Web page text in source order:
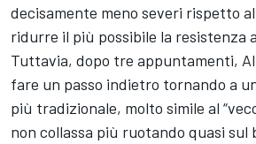
decisamente meno severi rispetto
ridurre il più possibile la resistenza
Tuttavia, dopo tre appuntamenti,
fare un passo indietro tornando a
più tradizionale, molto simile al
non collassa più ruotando quasi sul